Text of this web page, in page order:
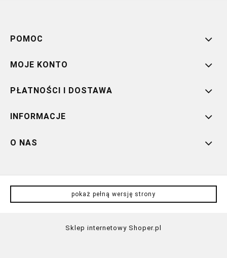
POMOC
MOJE KONTO
PŁATNOŚCI I DOSTAWA
INFORMACJE
O NAS
pokaż pełną wersję strony
Sklep internetowy Shoper.pl